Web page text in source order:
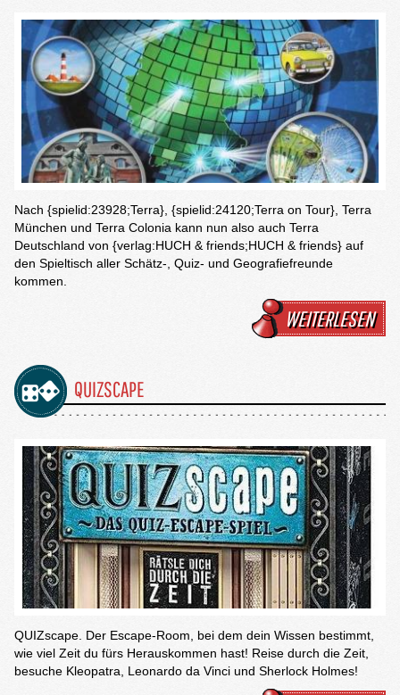
Nach {spielid:23928;Terra}, {spielid:24120;Terra on Tour}, Terra
München und Terra Colonia kann nun also auch Terra
Deutschland von {verlag:HUCH & friends;HUCH & friends} auf
den Spieltisch aller Schätz-, Quiz- und Geografiefreunde
kommen.
WEITERLESEN
QUIZSCAPE
QUIZscape. Der Escape-Room, bei dem dein Wissen bestimmt,
wie viel Zeit du fürs Herauskommen hast! Reise durch die Zeit,
besuche Kleopatra, Leonardo da Vinci und Sherlock Holmes!